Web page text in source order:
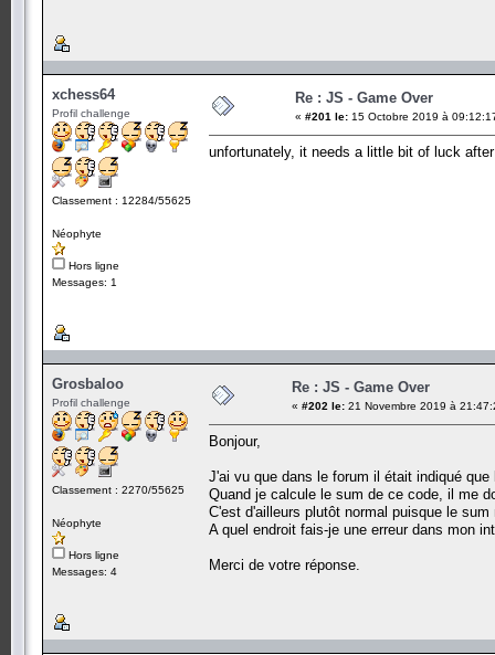
xchess64
Profil challenge
Classement : 12284/55625
Néophyte
Hors ligne
Messages: 1
Re : JS - Game Over
« #201 le: 15 Octobre 2019 à
unfortunately, it needs a little bit of luck
Grosbaloo
Profil challenge
Classement : 2270/55625
Néophyte
Hors ligne
Messages: 4
Re : JS - Game Over
« #202 le: 21 Novembre 2019 à
Bonjour,
J'ai vu que dans le forum il était indiqué
Quand je calcule le sum de ce code, il me
C'est d'ailleurs plutôt normal puisque le
A quel endroit fais-je une erreur dans mon
Merci de votre réponse.